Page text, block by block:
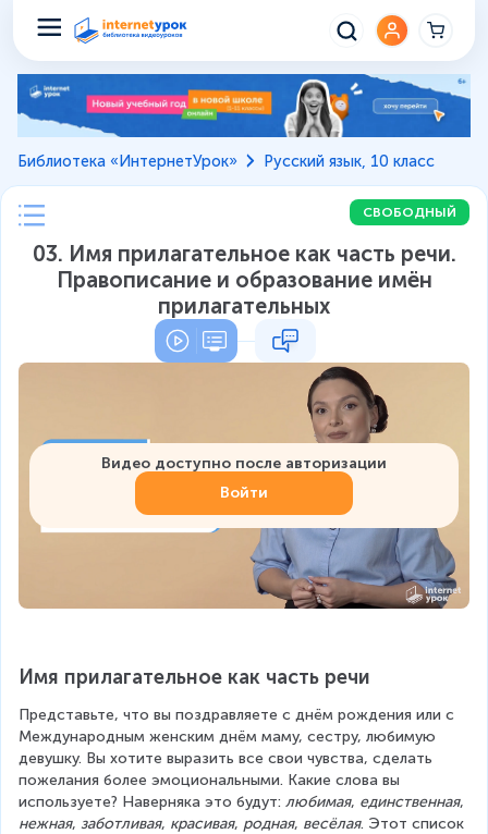
Библиотека «ИнтернетУрок» Русский язык, 10 класс
СВОБОДНЫЙ
03. Имя прилагательное как часть речи.
Правописание и образование имён
прилагательных
Видео доступно после авторизации
Войти
Имя прилагательное как часть речи
Представьте, что вы поздравляете с днём рождения или с
Международным женским днём маму, сестру, любимую
девушку. Вы хотите выразить все свои чувства, сделать
пожелания более эмоциональными. Какие слова вы
используете? Наверняка это будут: любимая, единственная,
нежная, заботливая, красивая, родная, весёлая. Этот список